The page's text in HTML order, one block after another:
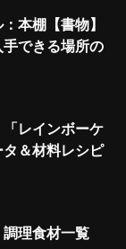
本棚【書物】
できる場所の
レインボーケ
＆材料レシピ
理食材一覧